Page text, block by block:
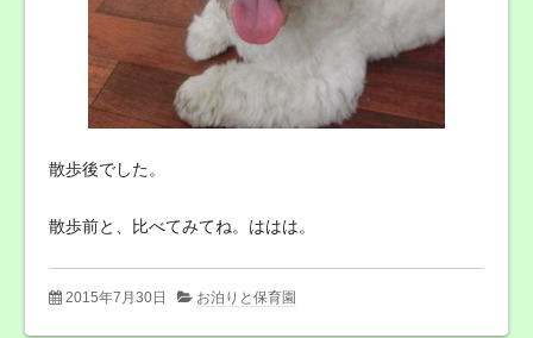
散歩後でした。
散歩前と、比べてみてね。ははは。
2015年7月30日 お泊りと保育園